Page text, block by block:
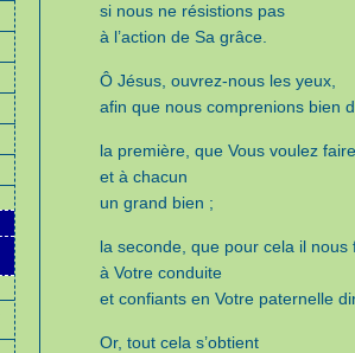
si nous ne résistions pas
à l’action de Sa grâce.
Ô Jésus, ouvrez-nous les yeux,
afin que nous comprenions bien
la première, que Vous voulez
et à chacun
un grand bien ;
la seconde, que pour cela il nous
à Votre conduite
et confiants en Votre paternelle
Or, tout cela s’obtient